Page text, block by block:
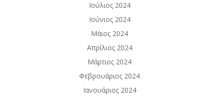
Ιούλιος 2024
Ιούνιος 2024
Μάιος 2024
Απρίλιος 2024
Μάρτιος 2024
Φεβρουάριος 2024
Ιανουάριος 2024